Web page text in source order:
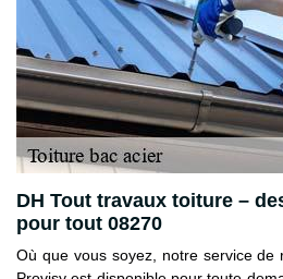
DH Tout travaux toiture –
pour tout 08270
Où que vous soyez, notre service de